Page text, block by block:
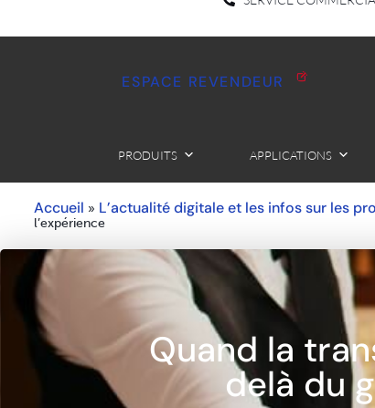
ESPACE REVENDEUR
PRODUITS APPLICATIONS
Accueil » L’actualité digitale et les infos sur les
l’expérience
Quand la
delà du